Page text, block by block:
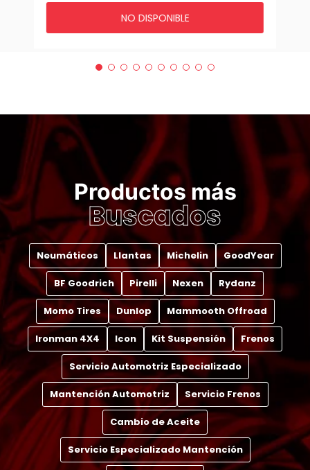
NO DISPONIBLE
Productos más
Buscados
Neumáticos Llantas Michelin GoodYear
BF Goodrich Pirelli Nexen Rydanz
Momo Tires Dunlop Mammooth Offroad
Ironman 4X4 Icon Kit Suspensión Frenos
Servicio Automotriz Especializado
Mantención Automotriz Servicio Frenos
Cambio de Aceite
Servicio Especializado Mantención